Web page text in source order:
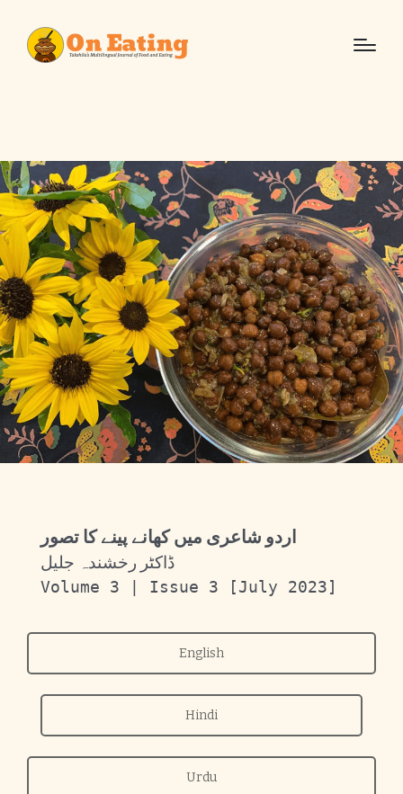
اردو شاعری میں کھانے پینے کا تصور
ڈاکٹر رخشندہ جلیل
Volume 3 | Issue 3 [July 2023]
English
Hindi
Urdu